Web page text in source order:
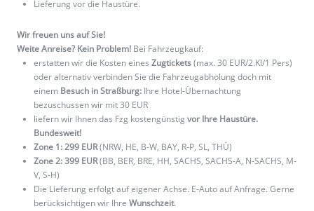
Lieferung vor die Haustüre.
Wir freuen uns auf Sie!
Weite Anreise? Kein Problem! Bei Fahrzeugkauf:
erstatten wir die Kosten eines Zugtickets(max. 30 EUR/2.Kl/1 Pers)
oder alternativ verbinden Sie die Fahrzeugabholung doch mit
einem Besuch in Straßburg: Ihre Hotel-Übernachtung
bezuschussen wir mit 30 EUR
liefern wir Ihnen das Fzg kostengünstig vor Ihre Haustüre.
Bundesweit!
Zone 1: 299 EUR(NRW, HE, B-W, BAY, R-P, SL, THÜ)
Zone 2: 399 EUR(BB, BER, BRE, HH, SACHS, SACHS-A, N-SACHS, M-
V, S-H)
Die Lieferung erfolgt auf eigener Achse. E-Auto auf Anfrage. Gerne
berücksichtigen wir Ihre Wunschzeit.